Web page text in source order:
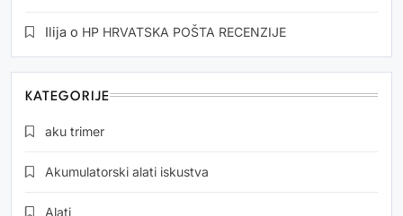
Ilija o HP HRVATSKA POŠTA RECENZIJE
KATEGORIJE
aku trimer
Akumulatorski alati iskustva
Alati